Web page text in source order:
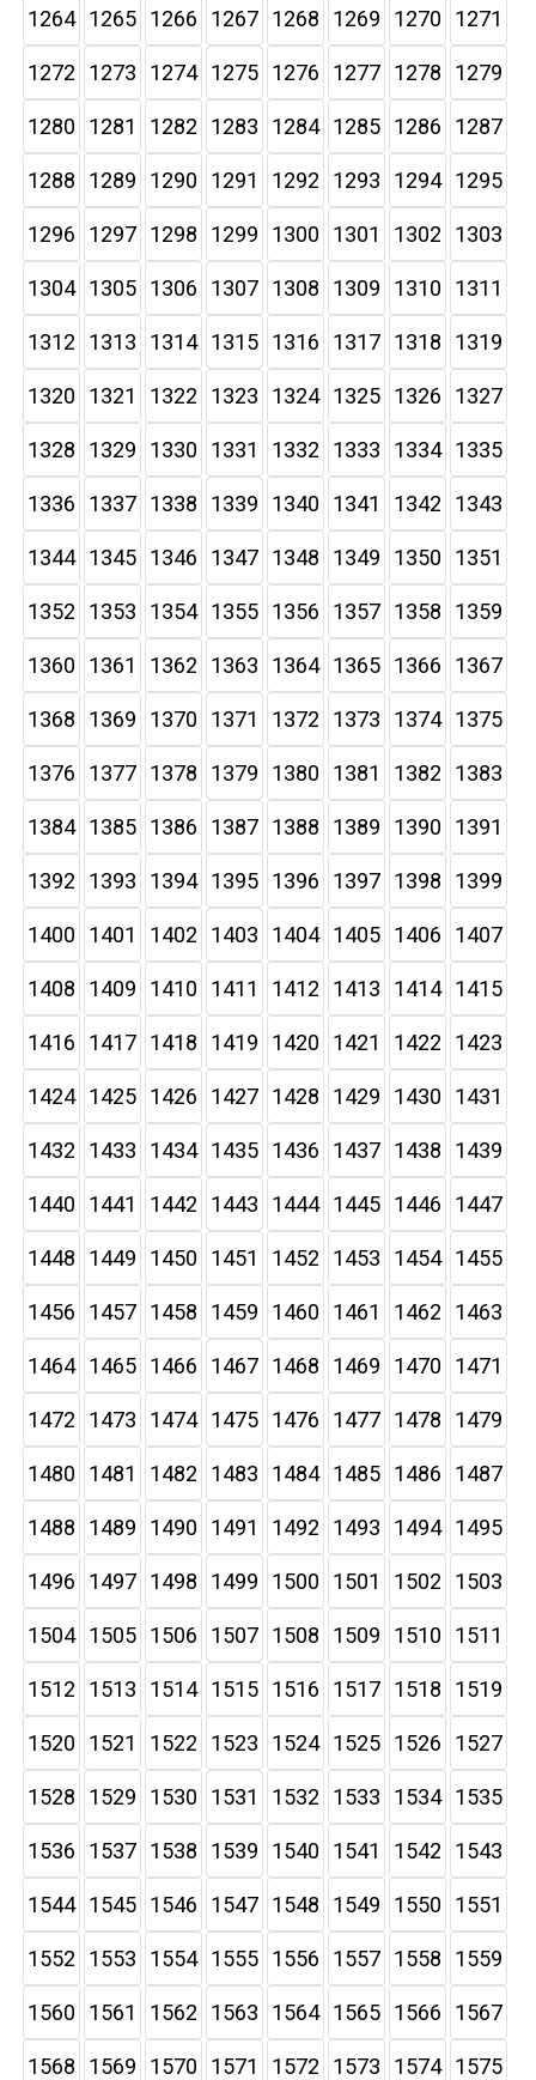
1264 1265 1266 1267 1268 1269 1270 1271
1272 1273 1274 1275 1276 1277 1278 1279
1280 1281 1282 1283 1284 1285 1286 1287
1288 1289 1290 1291 1292 1293 1294 1295
1296 1297 1298 1299 1300 1301 1302 1303
1304 1305 1306 1307 1308 1309 1310 1311
1312 1313 1314 1315 1316 1317 1318 1319
1320 1321 1322 1323 1324 1325 1326 1327
1328 1329 1330 1331 1332 1333 1334 1335
1336 1337 1338 1339 1340 1341 1342 1343
1344 1345 1346 1347 1348 1349 1350 1351
1352 1353 1354 1355 1356 1357 1358 1359
1360 1361 1362 1363 1364 1365 1366 1367
1368 1369 1370 1371 1372 1373 1374 1375
1376 1377 1378 1379 1380 1381 1382 1383
1384 1385 1386 1387 1388 1389 1390 1391
1392 1393 1394 1395 1396 1397 1398 1399
1400 1401 1402 1403 1404 1405 1406 1407
1408 1409 1410 1411 1412 1413 1414 1415
1416 1417 1418 1419 1420 1421 1422 1423
1424 1425 1426 1427 1428 1429 1430 1431
1432 1433 1434 1435 1436 1437 1438 1439
1440 1441 1442 1443 1444 1445 1446 1447
1448 1449 1450 1451 1452 1453 1454 1455
1456 1457 1458 1459 1460 1461 1462 1463
1464 1465 1466 1467 1468 1469 1470 1471
1472 1473 1474 1475 1476 1477 1478 1479
1480 1481 1482 1483 1484 1485 1486 1487
1488 1489 1490 1491 1492 1493 1494 1495
1496 1497 1498 1499 1500 1501 1502 1503
1504 1505 1506 1507 1508 1509 1510 1511
1512 1513 1514 1515 1516 1517 1518 1519
1520 1521 1522 1523 1524 1525 1526 1527
1528 1529 1530 1531 1532 1533 1534 1535
1536 1537 1538 1539 1540 1541 1542 1543
1544 1545 1546 1547 1548 1549 1550 1551
1552 1553 1554 1555 1556 1557 1558 1559
1560 1561 1562 1563 1564 1565 1566 1567
1568 1569 1570 1571 1572 1573 1574 1575